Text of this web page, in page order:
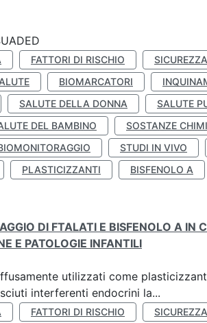
FATTORI DI RISCHIO
BIOMARCATORI
SALUTE DELLA DONNA SALUTE
DEL BAMBINO
SOSTANZE
STUDI IN VIVO
PLASTICIZZANTI BISFENOLO A
DI FTALATI E BISFENOLO A IN
E PATOLOGIE INFANTILI
utilizzati come
interferenti endocrini la...
FATTORI DI RISCHIO